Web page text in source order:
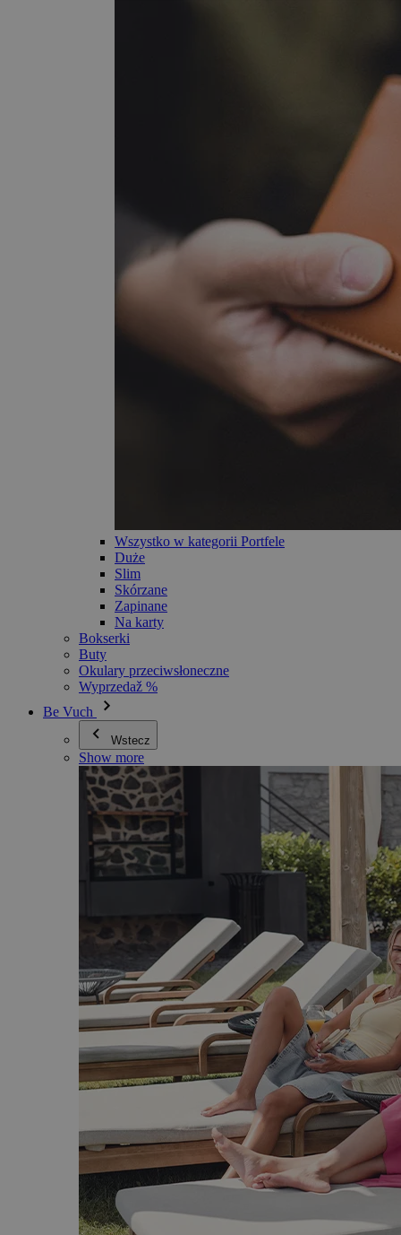
Wszystko w kategorii Portfele
Duże
Slim
Skórzane
Zapinane
Na karty
Bokserki
Buty
Okulary przeciwsłoneczne
Wyprzedaž %
Be Vuch
Wstecz
Show more